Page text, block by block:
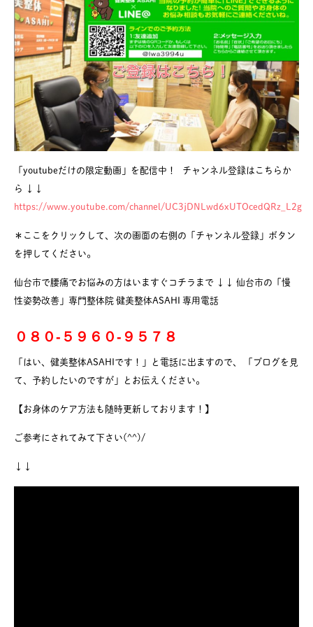
「youtubeだけの限定動画」を配信中！ チャンネル登録はこちらか
ら ↓↓
https://www.youtube.com/channel/UC3jDNLwd6xUTOcedQRz_L2g
＊ここをクリックして、次の画面の右側の「チャンネル登録」ボタン
を押してください。
仙台市で腰痛でお悩みの方はいますぐコチラまで ↓↓ 仙台市の「慢
性姿勢改善」専門整体院 健美整体ASAHI 専用電話
０８０-５９６０-９５７８
「はい、健美整体ASAHIです！」と電話に出ますので、 「ブログを見
て、予約したいのですが」とお伝えください。
【お身体のケア方法も随時更新しております！】
ご参考にされてみて下さい(^^)/
↓↓